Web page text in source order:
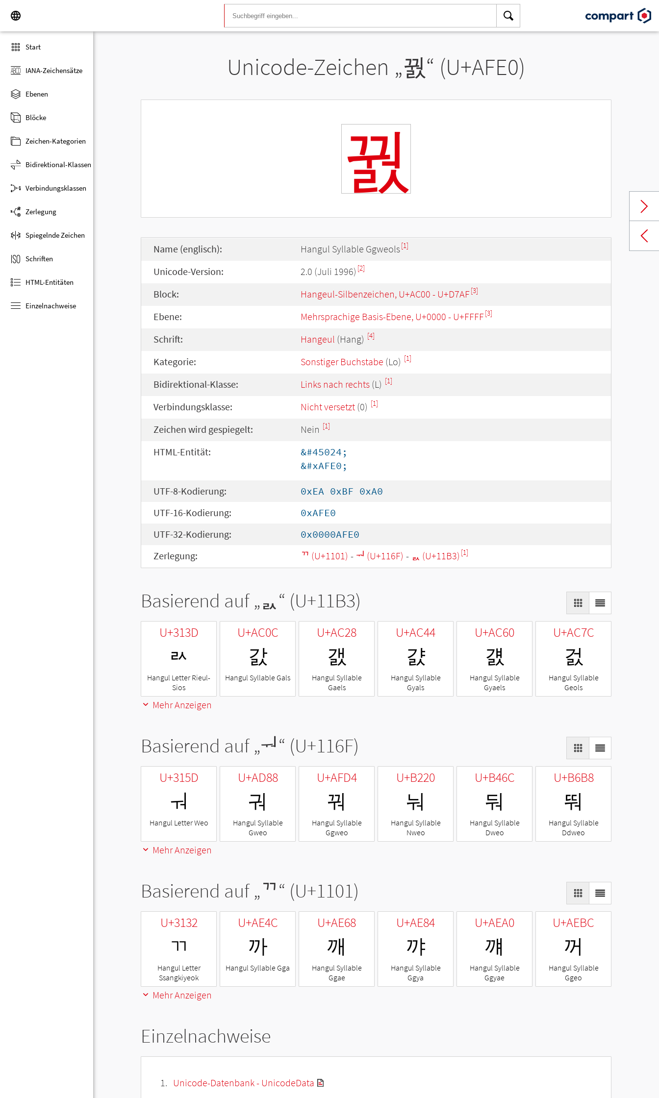
Start
IANA-Zeichensätze
Ebenen
Blöcke
Zeichen-Kategorien
Bidirektional-Klassen
Verbindungsklassen
Zerlegung
Spiegelnde Zeichen
Schriften
HTML-Entitäten
Einzelnachweise
Unicode-Zeichen „꿠“ (U+AFE0)
꿠
Name (englisch): Hangul Syllable Ggweols[1]
Unicode-Version: 2.0 (Juli 1996) [2]
Block: Hangeul-Silbenzeichen, U+AC00 - U+D7AF[3]
Ebene: Mehrsprachige Basis-Ebene, U+0000 - U+FFFF[3]
Schrift: Hangeul (Hang) [4]
Kategorie: Sonstiger Buchstabe (Lo) [1]
Bidirektional-Klasse: Links nach rechts (L) [1]
Verbindungsklasse: Nicht versetzt (0) [1]
Zeichen wird gespiegelt: Nein [1]
HTML-Entität:
&#45024;
&#xAFE0;
UTF-8-Kodierung:
0xEA 0xBF 0xA0
UTF-16-Kodierung:
0xAFE0
UTF-32-Kodierung:
0x0000AFE0
Zerlegung:
ᄁ (U+1101) - ᅯ (U+116F) - ᆳ (U+11B3) [1]
Basierend auf „ᆳ“ (U+11B3)
U+313D
ㄽ
Hangul Letter Rieul-
Sios
U+AC0C
갌
Hangul Syllable Gals
U+AC28
갨
Hangul Syllable
Gaels
U+AC44
걄
Hangul Syllable
Gyals
U+AC60
걠
Hangul Syllable
Gyaels
U+AC7C
걼
Hangul Syllable
Geols
Mehr Anzeigen
Basierend auf „ᅯ“ (U+116F)
U+315D
ㅝ
Hangul Letter Weo
U+AD88
궈
Hangul Syllable
Gweo
U+AFD4
꿔
Hangul Syllable
Ggweo
U+B220
눠
Hangul Syllable
Nweo
U+B46C
둬
Hangul Syllable
Dweo
U+B6B8
뚸
Hangul Syllable
Ddweo
Mehr Anzeigen
Basierend auf „ᄁ“ (U+1101)
U+3132
ㄲ
Hangul Letter
Ssangkiyeok
U+AE4C
까
Hangul Syllable Gga
U+AE68
깨
Hangul Syllable
Ggae
U+AE84
꺄
Hangul Syllable
Ggya
U+AEA0
꺠
Hangul Syllable
Ggyae
U+AEBC
꺼
Hangul Syllable
Ggeo
Mehr Anzeigen
Einzelnachweise
Unicode-Datenbank - UnicodeData